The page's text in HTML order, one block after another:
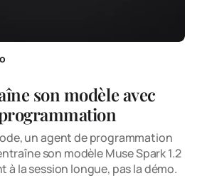
son modèle avec
un agent de programmation
son modèle Muse Spark 1.2
à la session longue, pas la démo.